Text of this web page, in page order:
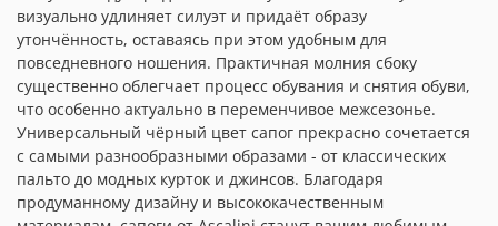
визуально удлиняет силуэт и придаёт образу
утончённость, оставаясь при этом удобным для
повседневного ношения. Практичная молния сбоку
существенно облегчает процесс обувания и снятия обуви,
что особенно актуально в переменчивое межсезонье.
Универсальный чёрный цвет сапог прекрасно сочетается
с самыми разнообразными образами - от классических
пальто до модных курток и джинсов. Благодаря
продуманному дизайну и высококачественным